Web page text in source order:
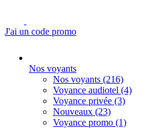
J'ai un code promo
Nos voyants
Nos voyants (216)
Voyance audiotel (4)
Voyance privée (3)
Nouveaux (23)
Voyance promo (1)